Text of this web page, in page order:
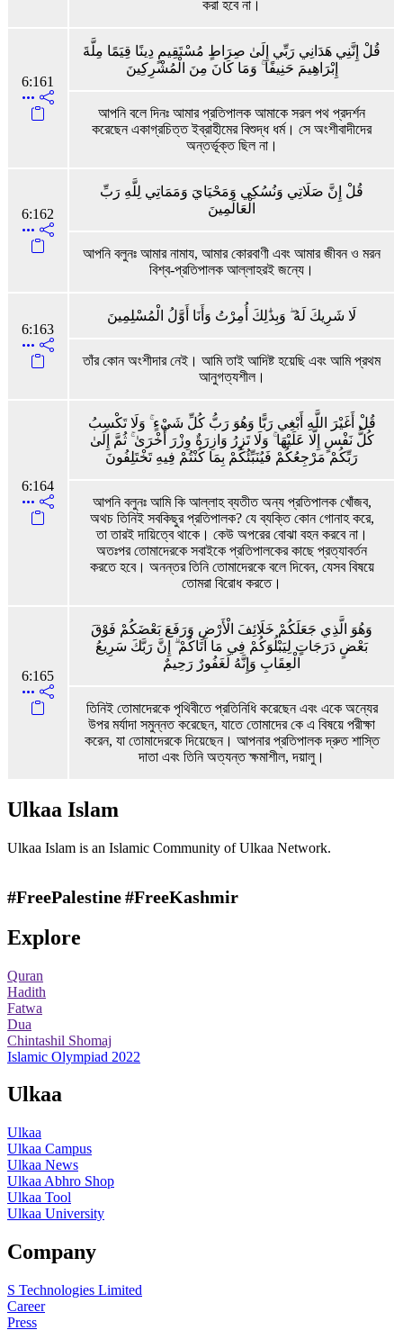
করা হবে না।
6:161
قُلْ إِنَّنِي هَدَانِي رَبِّي إِلَىٰ صِرَاطٍ مُسْتَقِيمٍ دِينًا قِيَمًا مِلَّةَ
إِبْرَاهِيمَ حَنِيفًا ۚ وَمَا كَانَ مِنَ الْمُشْرِكِينَ
আপনি বলে দিনঃ আমার প্রতিপালক আমাকে সরল পথ প্রদর্শন
করেছেন একাগ্রচিত্ত ইব্রাহীমের বিশুদ্ধ ধর্ম। সে অংশীবাদীদের
অন্তর্ভূক্ত ছিল না।
6:162
قُلْ إِنَّ صَلَاتِي وَنُسُكِي وَمَحْيَايَ وَمَمَاتِي لِلَّهِ رَبِّ
الْعَالَمِينَ
আপনি বলুনঃ আমার নামায, আমার কোরবাণী এবং আমার জীবন ও মরন
বিশ্ব-প্রতিপালক আল্লাহরই জন্যে।
6:163
لَا شَرِيكَ لَهُ ۖ وَبِذَٰلِكَ أُمِرْتُ وَأَنَا أَوَّلُ الْمُسْلِمِينَ
তাঁর কোন অংশীদার নেই। আমি তাই আদিষ্ট হয়েছি এবং আমি প্রথম
আনুগত্যশীল।
6:164
قُلْ أَغَيْرَ اللَّهِ أَبْغِي رَبًّا وَهُوَ رَبُّ كُلِّ شَيْءٍ ۚ وَلَا تَكْسِبُ
كُلُّ نَفْسٍ إِلَّا عَلَيْهَا ۚ وَلَا تَزِرُ وَازِرَةٌ وِزْرَ أُخْرَىٰ ۚ ثُمَّ إِلَىٰ
رَبِّكُمْ مَرْجِعُكُمْ فَيُنَبِّئُكُمْ بِمَا كُنْتُمْ فِيهِ تَخْتَلِفُونَ
আপনি বলুনঃ আমি কি আল্লাহ ব্যতীত অন্য প্রতিপালক খোঁজব,
অথচ তিনিই সবকিছুর প্রতিপালক? যে ব্যক্তি কোন গোনাহ করে,
তা তারই দায়িত্বে থাকে। কেউ অপরের বোঝা বহন করবে না।
অতঃপর তোমাদেরকে সবাইকে প্রতিপালকের কাছে প্রত্যাবর্তন
করতে হবে। অনন্তর তিনি তোমাদেরকে বলে দিবেন, যেসব বিষয়ে
তোমরা বিরোধ করতে।
6:165
وَهُوَ الَّذِي جَعَلَكُمْ خَلَائِفَ الْأَرْضِ وَرَفَعَ بَعْضَكُمْ فَوْقَ
بَعْضٍ دَرَجَاتٍ لِيَبْلُوَكُمْ فِي مَا آتَاكُمْ ۗ إِنَّ رَبَّكَ سَرِيعُ
الْعِقَابِ وَإِنَّهُ لَغَفُورٌ رَحِيمٌ
তিনিই তোমাদেরকে পৃথিবীতে প্রতিনিধি করেছেন এবং একে অন্যের
উপর মর্যাদা সমুন্নত করেছেন, যাতে তোমাদের কে এ বিষয়ে পরীক্ষা
করেন, যা তোমাদেরকে দিয়েছেন। আপনার প্রতিপালক দ্রুত শাস্তি
দাতা এবং তিনি অত্যন্ত ক্ষমাশীল, দয়ালু।
Ulkaa Islam
Ulkaa Islam is an Islamic Community of Ulkaa Network.
#FreePalestine#FreeKashmir
Explore
Quran
Hadith
Fatwa
Dua
Chintashil Shomaj
Islamic Olympiad 2022
Ulkaa
Ulkaa
Ulkaa Campus
Ulkaa News
Ulkaa Abhro Shop
Ulkaa Tool
Ulkaa University
Company
S Technologies Limited
Career
Press